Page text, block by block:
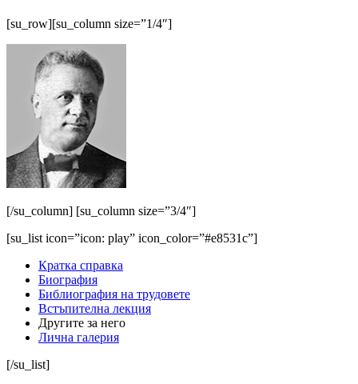
[su_row][su_column size=”1/4″]
[/su_column] [su_column size=”3/4″]
[su_list icon=”icon: play” icon_color=”#e8531c”]
Кратка справка
Биография
Библиография на трудовете
Встъпителна лекция
Другите за него
Лична галерия
[/su_list]